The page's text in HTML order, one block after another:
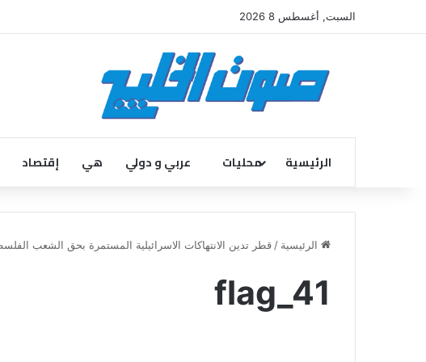
السبت, أغسطس 8 2026
الرئيسية محليات عربي و دولي هي إقتصاد
الرئيسية / قطر تدين الانتهاكات الاسرائيلية المستمرة بحق الشعب
flag_41